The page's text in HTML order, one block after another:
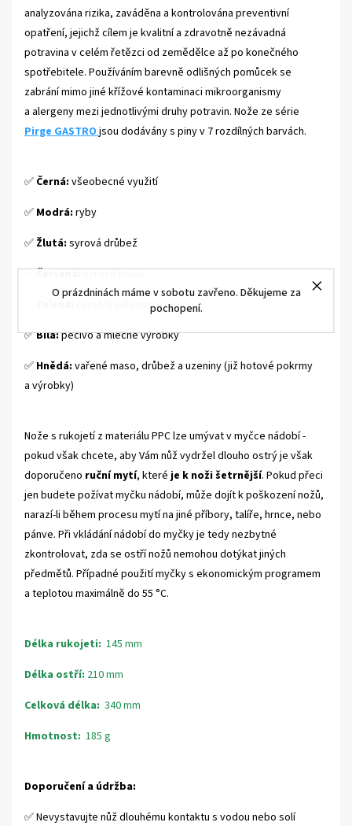
O prázdninách máme v sobotu zavřeno. Děkujeme za
pochopení.
analyzována rizika, zaváděna a kontrolována preventivní
opatření, jejichž cílem je kvalitní a zdravotně nezávadná
potravina v celém řetězci od zemědělce až po konečného
spotřebitele. Používáním barevně odlišných pomůcek se
zabrání mimo jiné křížové kontaminaci mikroorganismy
a alergeny mezi jednotlivými druhy potravin. Nože ze série
Pirge GASTRO jsou dodávány s piny v 7 rozdílných barvách.
✅ Černá: všeobecné využití
✅ Modrá: ryby
✅ Žlutá: syrová drůbež
✅Červená:syrové maso
čerstvá zelenina a ovoce
✅Bílá:pečivo a mléčné výrobky
✅ Hnědá: vařené maso, drůbež a uzeniny (již hotové pokrmy
a výrobky)
Nože s rukojetí z materiálu PPC lze umývat v myčce nádobí -
pokud však chcete, aby Vám nůž vydržel dlouho ostrý je však
doporučeno ruční mytí, které je k noži šetrnější. Pokud přeci
jen budete požívat myčku nádobí, může dojít k poškození nožů,
narazí-li během procesu mytí na jiné příbory, talíře, hrnce, nebo
pánve. Při vkládání nádobí do myčky je tedy nezbytné
zkontrolovat, zda se ostří nožů nemohou dotýkat jiných
předmětů. Případné použití myčky s ekonomickým programem
a teplotou maximálně do 55 °C.
Délka rukojeti: 145 mm
Délka ostří: 210 mm
Celková délka: 340 mm
Hmotnost: 185 g
Doporučení a údržba:
✅ Nevystavujte nůž dlouhému kontaktu s vodou nebo solí